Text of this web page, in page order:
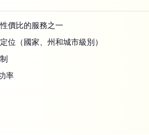
價比的服務之一
位（國家、州和城市級別）
率